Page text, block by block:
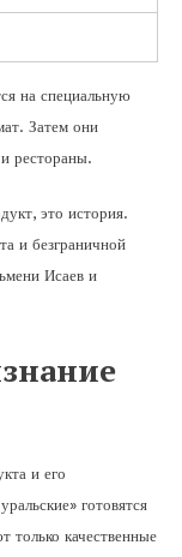
на специальную
Затем они
рестораны.
это история.
и безграничной
Исаев и
и его
готовятся
только качественные